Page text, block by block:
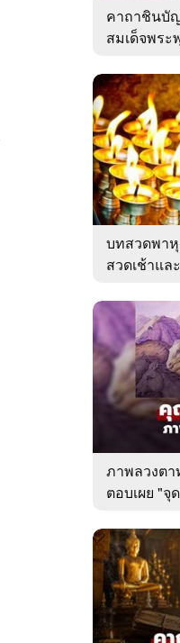
คาถาชินบั
สมเด็จพร
บทสวดพา
สวดเช้าแ
ภาพลวงตา
ตอบเผย "